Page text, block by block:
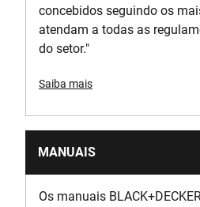
concebidos seguindo os
atendam a todas as
do setor."
Saiba mais
MANUAIS
Os manuais